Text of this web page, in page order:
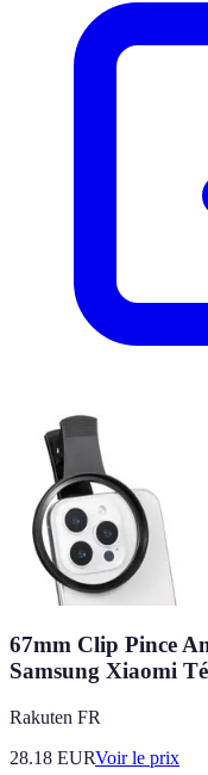
67mm Clip Pince
Samsung Xiaomi
Rakuten FR
28.18 EURVoir le prix